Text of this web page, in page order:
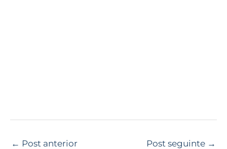
← Post anterior Post seguinte →